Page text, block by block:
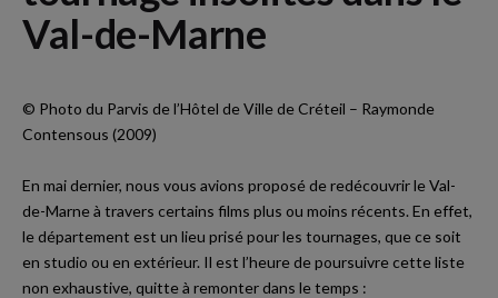
Val-de-Marne
© Photo du Parvis de l’Hôtel de Ville de Créteil – Raymonde
Contensous (2009)
En mai dernier, nous vous avions proposé de redécouvrir le Val-
de-Marne à travers certains films plus ou moins récents. En effet,
le département est un lieu prisé pour les tournages, que ce soit
en studio ou en extérieur. Il est l’heure de poursuivre cette liste
non exhaustive, quitte à remonter dans le temps :